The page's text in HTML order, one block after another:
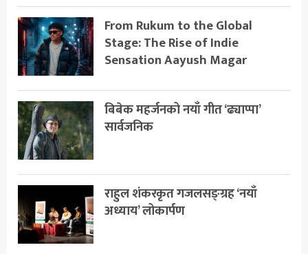
From Rukum to the Global
Stage: The Rise of Indie
Sensation Aayush Magar
बिबेक महर्जनको नयाँ गीत ‘ढ्याप्पा’
सार्वजनिक
राहुल शंकरकृत गजलसङ्ग्रह ‘नयाँ
अध्याय’ लोकार्पण